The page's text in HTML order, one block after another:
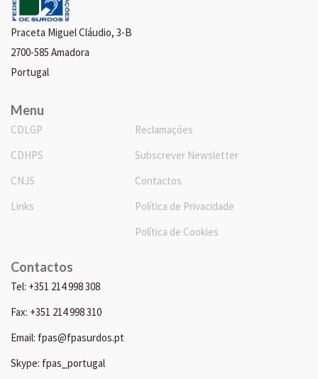
Praceta Miguel Cláudio, 3-B
2700-585 Amadora
Portugal
Menu
CDLGP
CDHPS
CNJS
Links
Reclamações
Subscrever Newsletter
Contactos
Política de Privacidade
Política de Cookies
Contactos
Tel: +351 214 998 308
Fax: +351 214 998 310
Email: fpas@fpasurdos.pt
Skype: fpas_portugal